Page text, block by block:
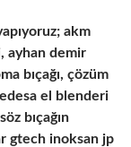
akm
ayhan demir
bıçağı, çözüm
el blenderi
bıçağın
gtech inoksan jp